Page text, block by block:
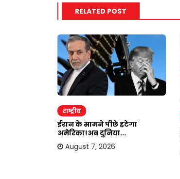
RELATED POST
राष्ट्रीय
ईरान के सामने पीछे हटेगा
अमेरिका!अब दुनिया...
August 7, 2026